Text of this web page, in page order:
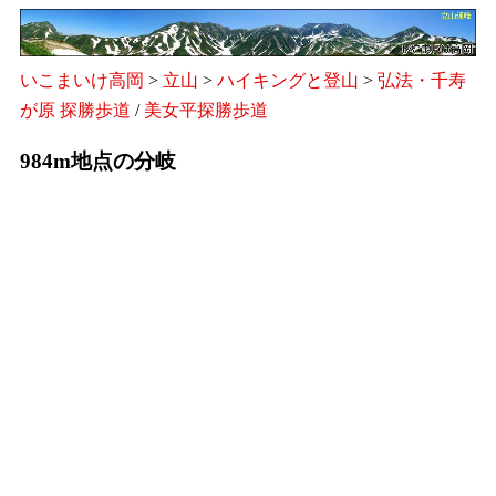
いこまいけ高岡 > 立山 > ハイキングと登山 > 弘法・千寿
が原 探勝歩道 / 美女平探勝歩道
984m地点の分岐